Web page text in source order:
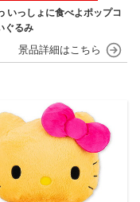
いっしょに食べよポップコ
ぐるみ